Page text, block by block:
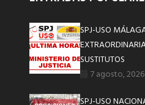
SPJ-USO
SUSTITUTOS
7 agosto, 2026
SPJ-USO